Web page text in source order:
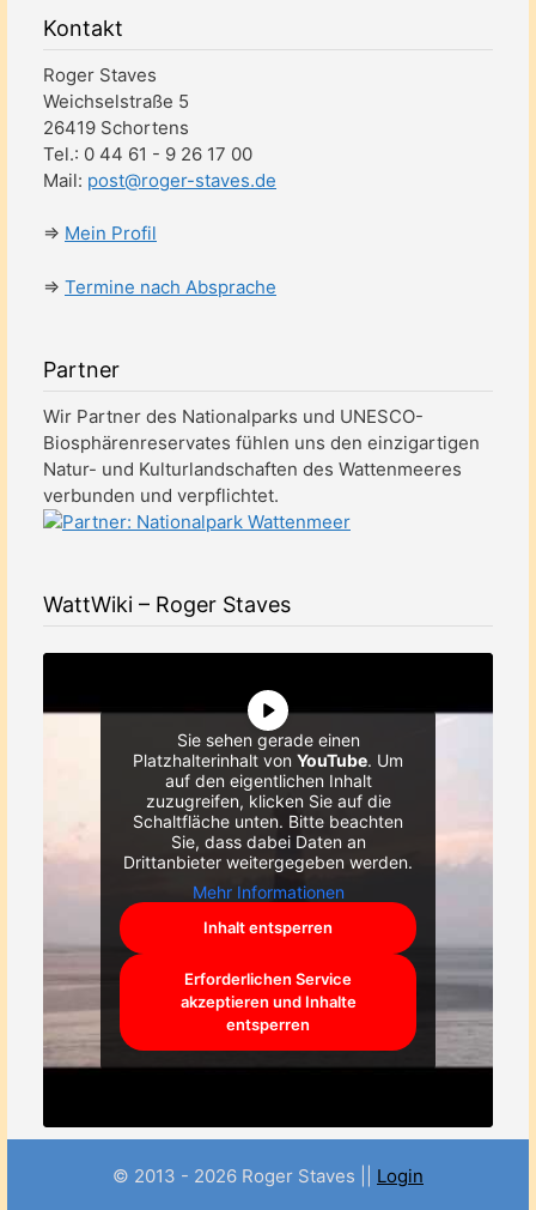
Kontakt
Roger Staves
Weichselstraße 5
26419 Schortens
Tel.: 0 44 61 - 9 26 17 00
Mail: post@roger-staves.de
⇒ Mein Profil
⇒ Termine nach Absprache
Partner
Wir Partner des Nationalparks und UNESCO-
Biosphärenreservates fühlen uns den einzigartigen
Natur- und Kulturlandschaften des Wattenmeeres
verbunden und verpflichtet.
WattWiki – Roger Staves
Sie sehen gerade einen
Platzhalterinhalt von YouTube. Um
auf den eigentlichen Inhalt
zuzugreifen, klicken Sie auf die
Schaltfläche unten. Bitte beachten
Sie, dass dabei Daten an
Drittanbieter weitergegeben werden.
Mehr Informationen
Inhalt entsperren
Erforderlichen Service
akzeptieren und Inhalte
entsperren
© 2013 - 2026 Roger Staves || Login